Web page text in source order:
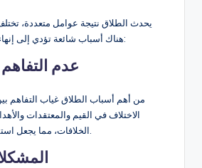
يحدث الطلاق نتيجة عوامل متعددة،
هناك أسباب شائعة تؤدي إلى إنهاء الحياة الزوجية، ومنها:
1. عدم
من أهم أسباب الطلاق غياب التفاهم
الاختلاف في القيم والمعتقدات
2.